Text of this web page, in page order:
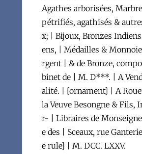
Agathes arborisées,
pétrifiés, agathisés &
x; | Bijoux, Bronzes
ens, | Médailles &
rgent | & de Bronze,
binet de | M. D***. | A
alité. | [ornament] | A
la Veuve Besongne & Fils,
r- | Libraires de
e des | Sceaux, rue
e rule] | M. DCC. LXXV.